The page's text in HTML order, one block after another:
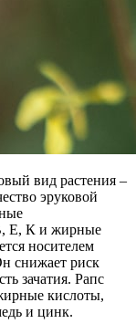
вид растения –
эруковой
Е, К и жирные
носителем
снижает риск
зачатия. Рапс
кислоты,
и цинк.